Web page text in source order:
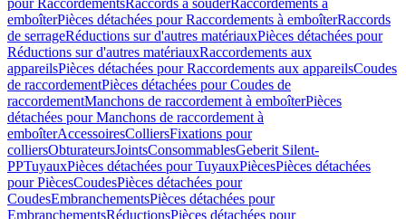
pour RaccordementsRaccords à souderRaccordements à
emboîterPièces détachées pour Raccordements à emboîterRaccords
de serrageRéductions sur d'autres matériauxPièces détachées pour
Réductions sur d'autres matériauxRaccordements aux
appareilsPièces détachées pour Raccordements aux appareilsCoudes
de raccordementPièces détachées pour Coudes de
raccordementManchons de raccordement à emboîterPièces
détachées pour Manchons de raccordement à
emboîterAccessoiresColliersFixations pour
colliersObturateursJointsConsommablesGeberit Silent-
PPTuyauxPièces détachées pour TuyauxPiècesPièces détachées
pour PiècesCoudesPièces détachées pour
CoudesEmbranchementsPièces détachées pour
EmbranchementsRéductionsPièces détachées pour